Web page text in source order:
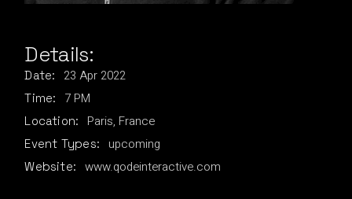
Details:
Date: 23 Apr 2022
Time: 7 PM
Location: Paris, France
Event Types: upcoming
Website: www.qodeinteractive.com